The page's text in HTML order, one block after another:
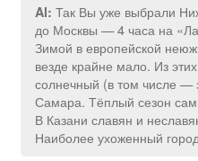
Al: Так Вы уже выбрали
до Москвы — 4 часа на
Зимой в европейской
везде крайне мало. Из
солнечный (в том числе
Самара. Тёплый сезон
В Казани славян и
Наиболее ухоженный